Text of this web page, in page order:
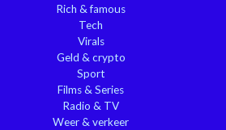
Rich & famous
Tech
Virals
Geld & crypto
Sport
Films & Series
Radio & TV
Weer & verkeer